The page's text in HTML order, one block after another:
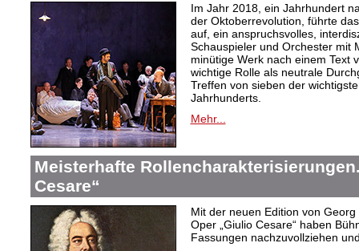
Im Jahr 2018, ein Jahrhundert
der Oktoberrevolution, führte
auf, ein anspruchsvolles,
Schauspieler und Orchester mit
minütige Werk nach einem Text
wichtige Rolle als neutrale
Treffen von sieben der
Jahrhunderts.
Mehr...
Meisterhafte
Cesare“
Mit der neuen Edition von
Oper „Giulio Cesare“ haben
Fassungen nachzuvollziehen